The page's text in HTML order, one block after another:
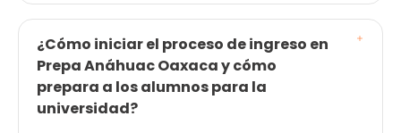
¿Cómo iniciar el proceso de ingreso en
Prepa Anáhuac Oaxaca y cómo
prepara a los alumnos para la
universidad?